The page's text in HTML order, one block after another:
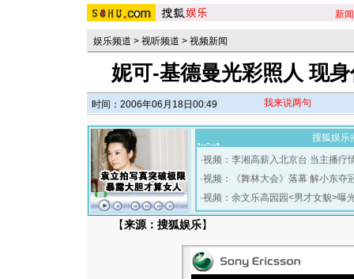
新闻
娱乐频道 > 视听频道 > 视频新闻
妮可-基德曼光彩照人 现
时间：2006年06月18日00:49 我来说两句
搜狐娱乐
·视频：李湘高薪入北京台 当主播疗
·视频：《舞林大会》落幕 解小东夺
·视频：余文乐高园园<男才女貌>曝
【来源：搜狐娱乐】